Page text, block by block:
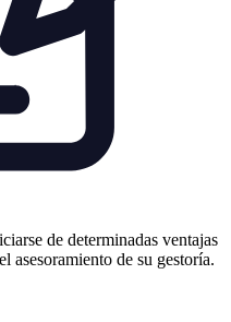
de determinadas ventajas
asesoramiento de su gestoría.